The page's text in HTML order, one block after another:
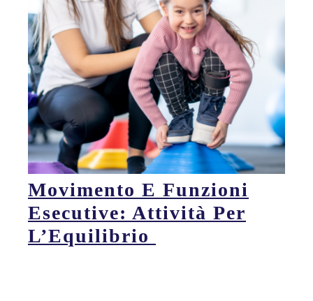
Movimento E Funzioni
Esecutive: Attività Per
L’Equilibrio